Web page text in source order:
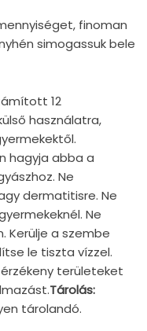
finoman
simogassuk bele
12
használatra,
hagyja abba a
Ne
dermatitisre. Ne
Ne
Kerülje a szembe
le tiszta vízzel.
érzékeny területeket
Tárolás:
tárolandó.